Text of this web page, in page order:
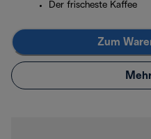
Der frischeste Kaffee
Zum